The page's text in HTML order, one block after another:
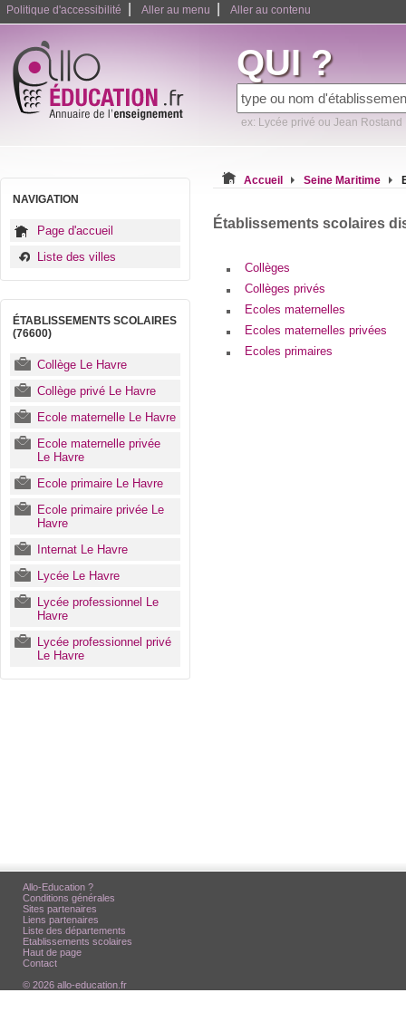
Politique d'accessibilité Aller au menu Aller au contenu
QUI ?
ex: Lycée privé ou Jean Rostand
NAVIGATION
Page d'accueil
Liste des villes
ÉTABLISSEMENTS SCOLAIRES
(76600)
Collège Le Havre
Collège privé Le Havre
Ecole maternelle Le Havre
Ecole maternelle privée
Le Havre
Ecole primaire Le Havre
Ecole primaire privée Le
Havre
Internat Le Havre
Lycée Le Havre
Lycée professionnel Le
Havre
Lycée professionnel privé
Le Havre
Accueil Seine Maritime
Établissements scolaires
Collèges
Collèges privés
Ecoles maternelles
Ecoles maternelles privées
Ecoles primaires
Allo-Education ?
Conditions générales
Sites partenaires
Liens partenaires
Liste des départements
Etablissements scolaires
Haut de page
Contact
© 2026 allo-education.fr